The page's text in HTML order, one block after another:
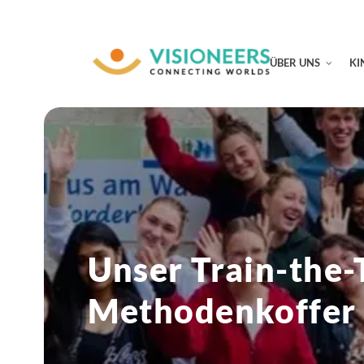
ÜBER UNS
Unser Train-
Methodenkoffer